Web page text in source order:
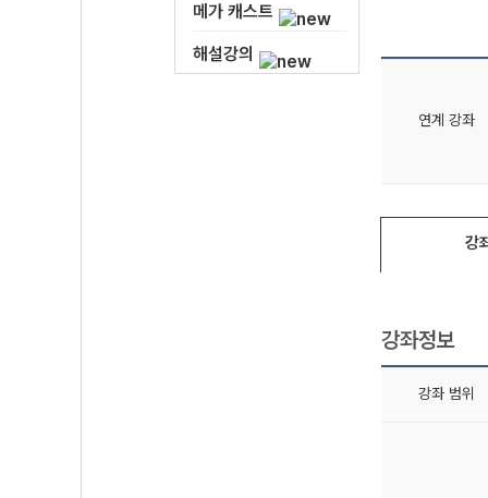
메가 캐스트
해설강의
연계 강좌
강
강좌정보
강좌 범위